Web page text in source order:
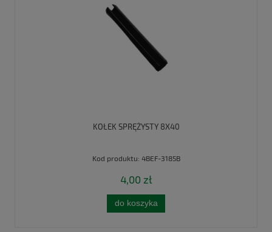
KOŁEK SPRĘŻYSTY 8X40
Kod produktu: 4BEF-3185B
4,00 zł
do koszyka